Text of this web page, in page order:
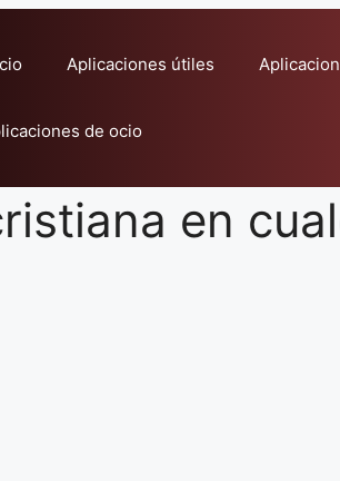
Aplicaciones útiles
de ocio
en